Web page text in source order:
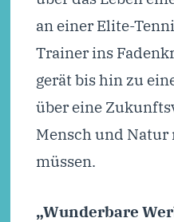
an einer Elite-
Trainer ins
gerät bis hin zu
über eine
Mensch und Natur
müssen.
„Wunderbare